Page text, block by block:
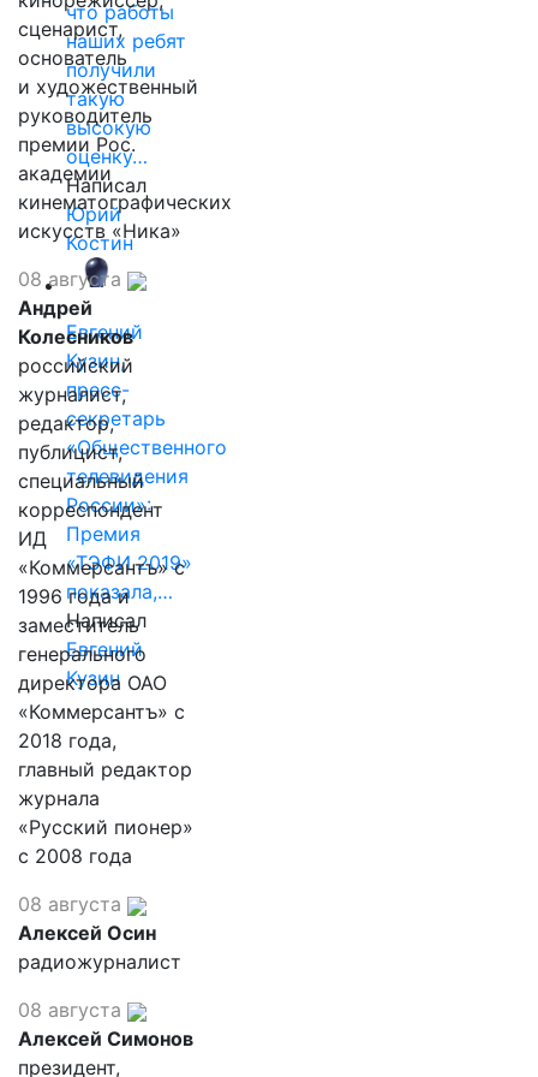
что работы
наших ребят
получили
такую
высокую
оценку…
Написал
Юрий
Костин
Евгений
Кузин,
пресс-
секретарь
«Общественного
телевидения
России»:
Премия
«ТЭФИ 2019»
показала,…
Написал
Евгений
Кузин
сценарист,
основатель
и художественный
руководитель
премии Рос.
академии
кинематографических
искусств «Ника»
08 августа
Андрей
Колесников
российский
журналист,
редактор,
публицист,
специальный
корреспондент
ИД
«Коммерсантъ» с
1996 года и
заместитель
генерального
директора ОАО
«Коммерсантъ» с
2018 года,
главный редактор
журнала
«Русский пионер»
с 2008 года
08 августа
Алексей Осин
радиожурналист
08 августа
Алексей Симонов
президент,